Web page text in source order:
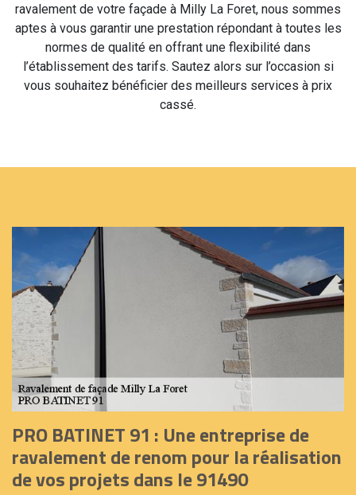
ravalement de votre façade à Milly La Foret, nous sommes
aptes à vous garantir une prestation répondant à toutes les
normes de qualité en offrant une flexibilité dans
l’établissement des tarifs. Sautez alors sur l’occasion si
vous souhaitez bénéficier des meilleurs services à prix
cassé.
PRO BATINET 91 : Une entreprise de
ravalement de renom pour la réalisation
de vos projets dans le 91490